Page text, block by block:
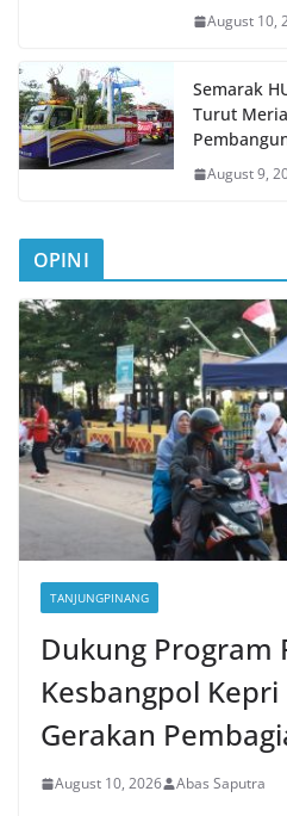
August 10,
Semarak
Turut
August 9,
OPINI
TANJUNGPINANG
Dukung Program
Kesbangpol
Gerakan
August 10, 2026 Abas Saputra